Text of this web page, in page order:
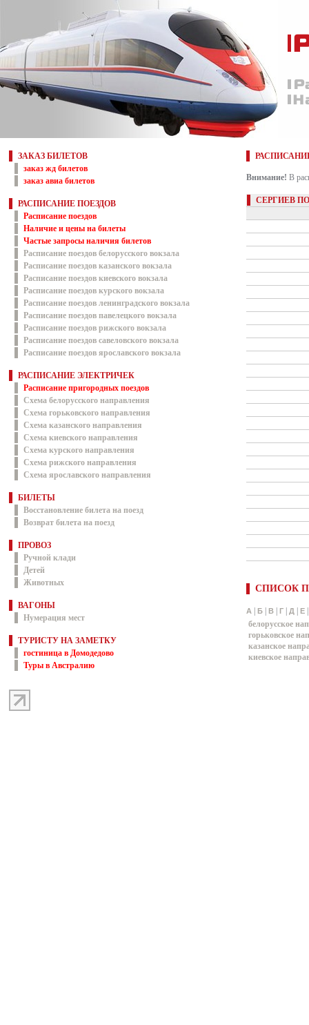
ЗАКАЗ БИЛЕТОВ
заказ жд билетов
заказ авиа билетов
РАСПИСАНИЕ ПОЕЗДОВ
Расписание поездов
Наличие и цены на билеты
Частые запросы наличия билетов
Расписание поездов белорусского вокзала
Расписание поездов казанского вокзала
Расписание поездов киевского вокзала
Расписание поездов курского вокзала
Расписание поездов ленинградского вокзала
Расписание поездов павелецкого вокзала
Расписание поездов рижского вокзала
Расписание поездов савеловского вокзала
Расписание поездов ярославского вокзала
РАСПИСАНИЕ ЭЛЕКТРИЧЕК
Расписание пригородных поездов
Схема белорусского направления
Схема горьковского направления
Схема казанского направления
Схема киевского направления
Схема курского направления
Схема рижского направления
Схема ярославского направления
БИЛЕТЫ
Восстановление билета на поезд
Возврат билета на поезд
ПРОВОЗ
Ручной клади
Детей
Животных
ВАГОНЫ
Нумерация мест
ТУРИСТУ НА ЗАМЕТКУ
гостиница в Домодедово
Туры в Австралию
Внимание! В
СЕРГИЕВ
СПИСОК
А Б В Г Д Е
белорусское
горьковское
казанское
киевское